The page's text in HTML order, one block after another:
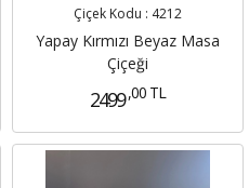
Çiçek Kodu : 4212
Yapay Kırmızı Beyaz Masa
Çiçeği
2499 ,00 TL